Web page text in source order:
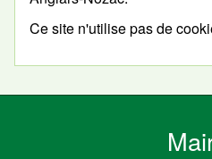
Ce site n'utilise pas de